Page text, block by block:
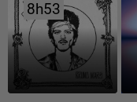
8h53
8h53